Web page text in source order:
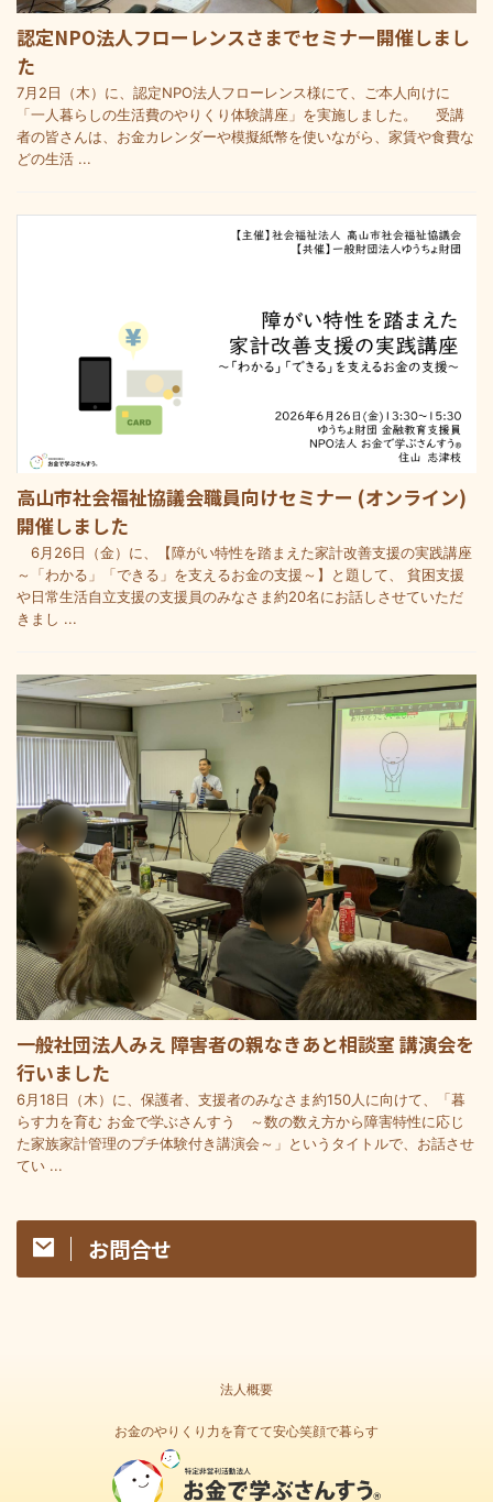
認定NPO法人フローレンスさまでセミナー開催しまし
た
7月2日（木）に、認定NPO法人フローレンス様にて、ご本人向けに
「一人暮らしの生活費のやりくり体験講座」を実施しました。 受講
者の皆さんは、お金カレンダーや模擬紙幣を使いながら、家賃や食費な
どの生活 ...
高山市社会福祉協議会職員向けセミナー (オンライン)
開催しました
6月26日（金）に、【障がい特性を踏まえた家計改善支援の実践講座
～「わかる」「できる」を支えるお金の支援～】と題して、 貧困支援
や日常生活自立支援の支援員のみなさま約20名にお話しさせていただ
きまし ...
一般社団法人みえ 障害者の親なきあと相談室 講演会を
行いました
6月18日（木）に、保護者、支援者のみなさま約150人に向けて、「暮
らす力を育む お金で学ぶさんすう ～数の数え方から障害特性に応じ
た家族家計管理のプチ体験付き講演会～」というタイトルで、お話させ
てい ...
お問合せ
法人概要
お金のやりくり力を育てて安心笑顔で暮らす